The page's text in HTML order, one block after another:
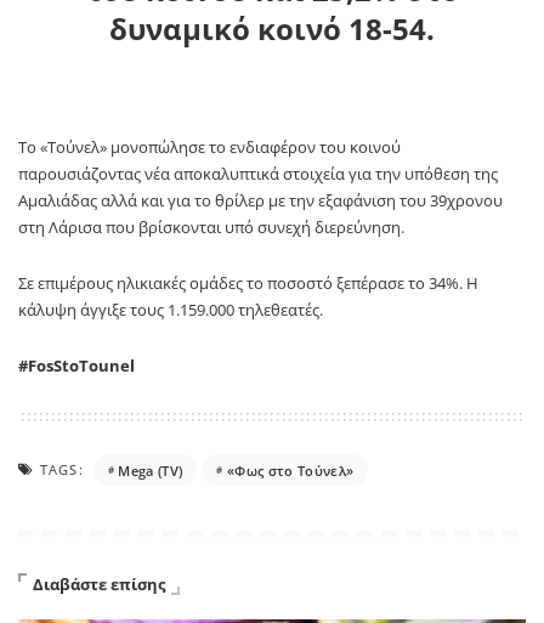
δυναμικό κοινό 18-54.
Το «Τούνελ» μονοπώλησε το ενδιαφέρον του κοινού
παρουσιάζοντας νέα αποκαλυπτικά στοιχεία για την υπόθεση της
Αμαλιάδας αλλά και για το θρίλερ με την εξαφάνιση του 39χρονου
στη Λάρισα που βρίσκονται υπό συνεχή διερεύνηση.
Σε επιμέρους ηλικιακές ομάδες το ποσοστό ξεπέρασε το 34%. Η
κάλυψη άγγιξε τους 1.159.000 τηλεθεατές.
#FosStoTounel
TAGS: Mega (TV) «Φως στο Τούνελ»
Διαβάστε επίσης